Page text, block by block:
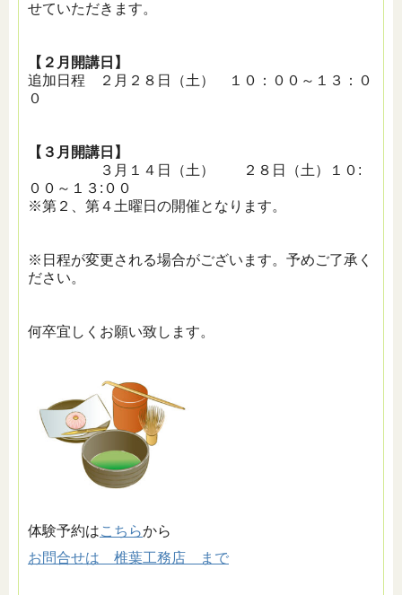
せていただきます。
【２月開講日】
追加日程 ２月２８日（土） １０：００～１３：０
０
【３月開講日】
３月１４日（土） ２８日（土）１０:
００～１３:００
※第２、第４土曜日の開催となります。
※日程が変更される場合がございます。予めご了承く
ださい。
何卒宜しくお願い致します。
体験予約はこちらから
お問合せは 椎葉工務店 まで